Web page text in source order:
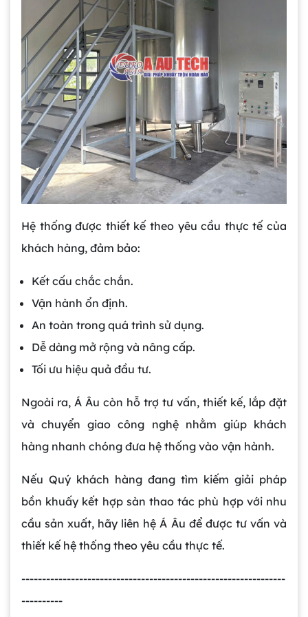
Hệ thống được thiết kế theo yêu cầu thực tế của
khách hàng, đảm bảo:
Kết cấu chắc chắn.
Vận hành ổn định.
An toàn trong quá trình sử dụng.
Dễ dàng mở rộng và nâng cấp.
Tối ưu hiệu quả đầu tư.
Ngoài ra, Á Âu còn hỗ trợ tư vấn, thiết kế, lắp đặt
và chuyển giao công nghệ nhằm giúp khách
hàng nhanh chóng đưa hệ thống vào vận hành.
Nếu Quý khách hàng đang tìm kiếm giải pháp
bồn khuấy kết hợp sàn thao tác phù hợp với nhu
cầu sản xuất, hãy liên hệ Á Âu để được tư vấn và
thiết kế hệ thống theo yêu cầu thực tế.
----------------------------------------------------------------
----------
Gia công bồn khuấy, silo chứa nguyên liệu
tại công ty Á Âu
tạo và cách chọn mua hiệu quả
Bồn Khuấy Phụ Gia Sơn - Giải Pháp Tối Ưu
Cho Ngành Sơn Phủ